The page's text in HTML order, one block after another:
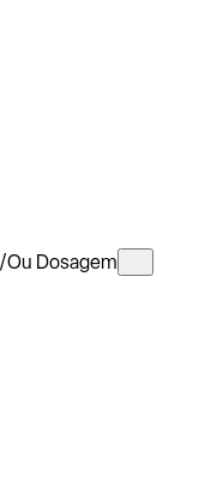
Ou Dosagem